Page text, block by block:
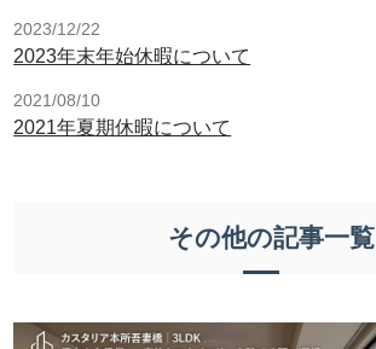
2023/12/22
2023年末年始休暇について
2021/08/10
2021年夏期休暇について
その他の記事一覧